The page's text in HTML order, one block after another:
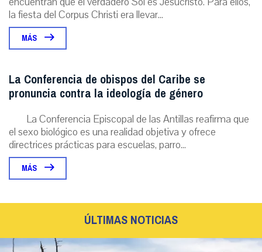
la fiesta del Corpus Christi era llevar...
MÁS
La Conferencia de obispos del Caribe se
pronuncia contra la ideología de género
La Conferencia Episcopal de las Antillas reafirma que
el sexo biológico es una realidad objetiva y ofrece
directrices prácticas para escuelas, parro...
MÁS
ÚLTIMAS NOTICIAS